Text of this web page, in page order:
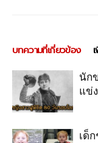
บทความที่เกี่ยวข้อง
นัก
แข่
เด็